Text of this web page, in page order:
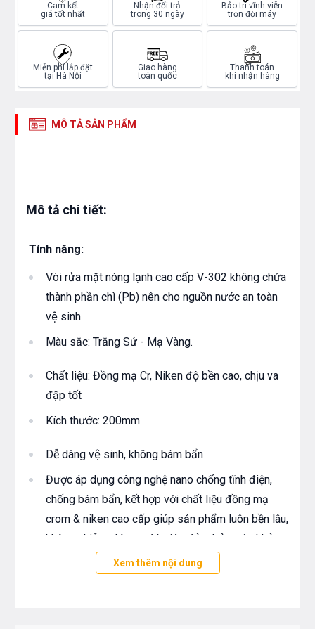
Cam kết
giá tốt nhất
Nhận đổi trả
trong 30 ngày
Bảo trì vĩnh viễn
trọn đời máy
Miễn phí lắp đặt
tại Hà Nội
Giao hàng
toàn quốc
Thanh toán
khi nhận hàng
MÔ TẢ SẢN PHẨM
Mô tả chi tiết:
Tính năng:
Vòi rửa mặt nóng lạnh cao cấp V-302 không chứa
thành phần chì (Pb) nên cho nguồn nước an toàn
vệ sinh
Màu sắc: Trắng Sứ - Mạ Vàng.
Chất liệu: Đồng mạ Cr, Niken độ bền cao, chịu va
đập tốt
Kích thước: 200mm
Dễ dàng vệ sinh, không bám bẩn
Được áp dụng công nghệ nano chống tĩnh điện,
chống bám bẩn, kết hợp với chất liệu đồng mạ
crom & niken cao cấp giúp sản phẩm luôn bền lâu,
không nhiễm chì qua đó giúp đảm bảo sức khỏe
Độ bền cao, chống rỉ sét, ăn mòn với mọi nguồn
Xem thêm nội dung